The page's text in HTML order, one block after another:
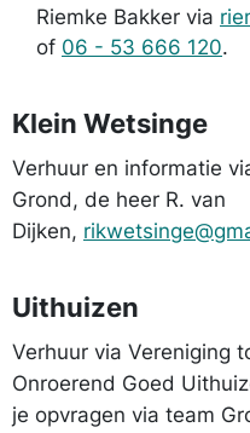
Riemke Bakker via
of 06 - 53 666 120.
Klein Wetsinge
Verhuur en informatie
Grond, de heer R. van
Dijken,
Uithuizen
Verhuur via Vereniging
Onroerend Goed
je opvragen via team